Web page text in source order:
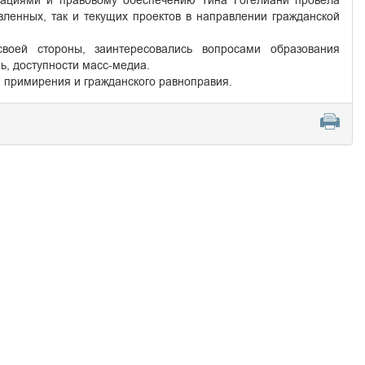
так и текущих проектов в направлении гражданской
стороны, заинтересовались вопросами образования
доступности масс-медиа.
и гражданского равноправия.